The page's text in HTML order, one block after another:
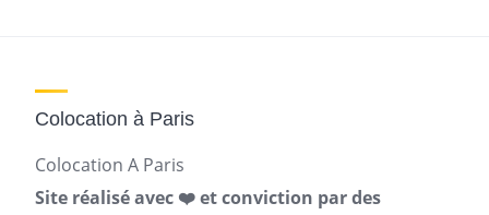
Colocation à Paris
Colocation A Paris
Site réalisé avec ❤️ et conviction par des